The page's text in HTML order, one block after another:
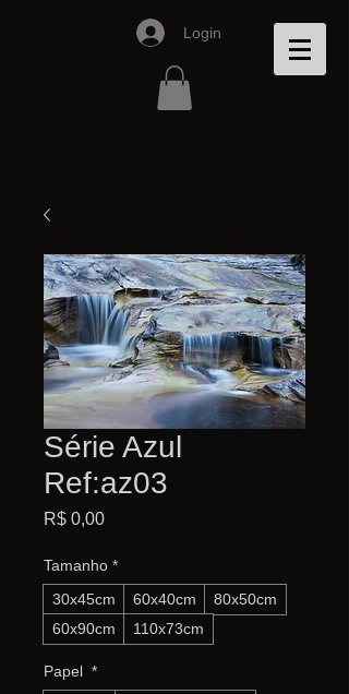
Login
Série Azul
Ref:az03
R$ 0,00Preço
Tamanho *
30x45cm
60x40cm
80x50cm
60x90cm
110x73cm
Papel *